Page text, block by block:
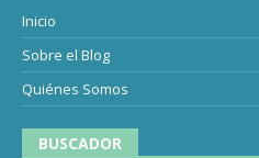
Inicio
Sobre el Blog
Quiénes Somos
BUSCADOR